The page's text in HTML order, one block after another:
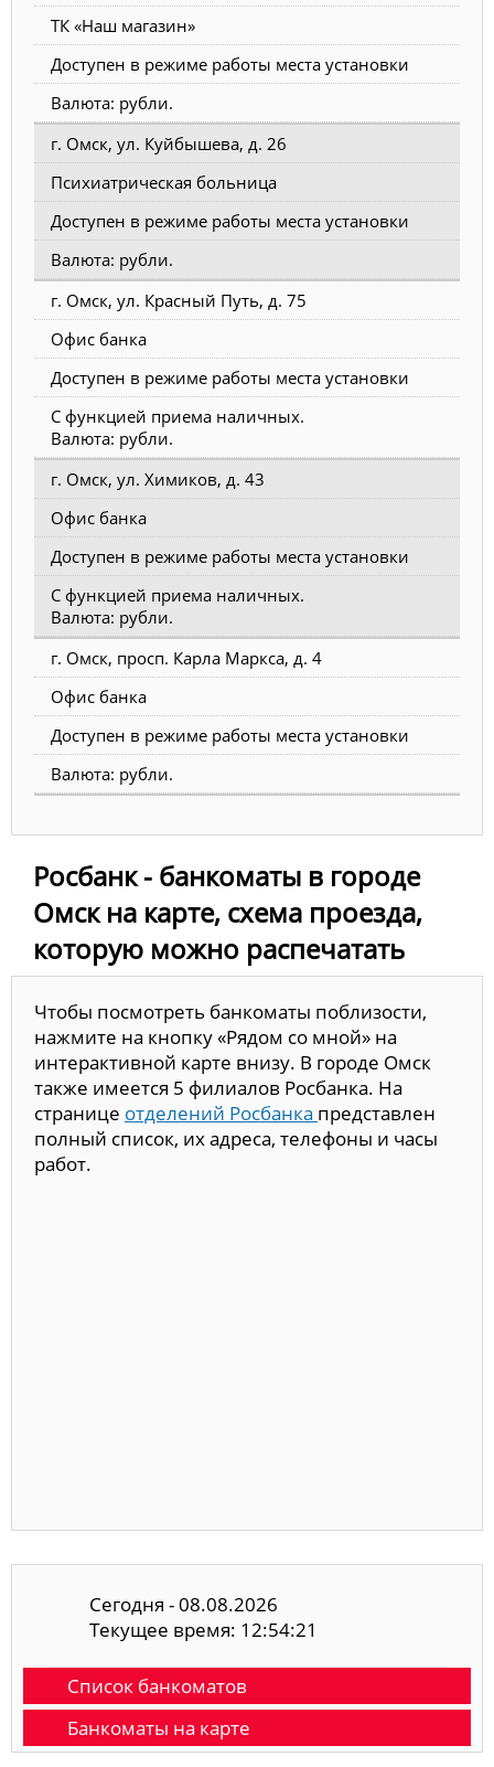
ТК «Наш магазин»
Доступен в режиме работы места установки
Валюта: рубли.
г. Омск, ул. Куйбышева, д. 26
Психиатрическая больница
Доступен в режиме работы места установки
Валюта: рубли.
г. Омск, ул. Красный Путь, д. 75
Офис банка
Доступен в режиме работы места установки
С функцией приема наличных.
Валюта: рубли.
г. Омск, ул. Химиков, д. 43
Офис банка
Доступен в режиме работы места установки
С функцией приема наличных.
Валюта: рубли.
г. Омск, просп. Карла Маркса, д. 4
Офис банка
Доступен в режиме работы места установки
Валюта: рубли.
Росбанк - банкоматы в городе
Омск на карте, схема проезда,
которую можно распечатать
Чтобы посмотреть банкоматы поблизости,
нажмите на кнопку «Рядом со мной» на
интерактивной карте внизу. В городе Омск
также имеется 5 филиалов Росбанка. На
странице отделений Росбанка представлен
полный список, их адреса, телефоны и часы
работ.
Сегодня - 08.08.2026
Текущее время: 12:54:21
Список банкоматов
Банкоматы на карте